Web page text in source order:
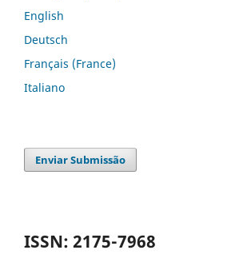
English
Deutsch
Français (France)
Italiano
Enviar Submissão
ISSN: 2175-7968